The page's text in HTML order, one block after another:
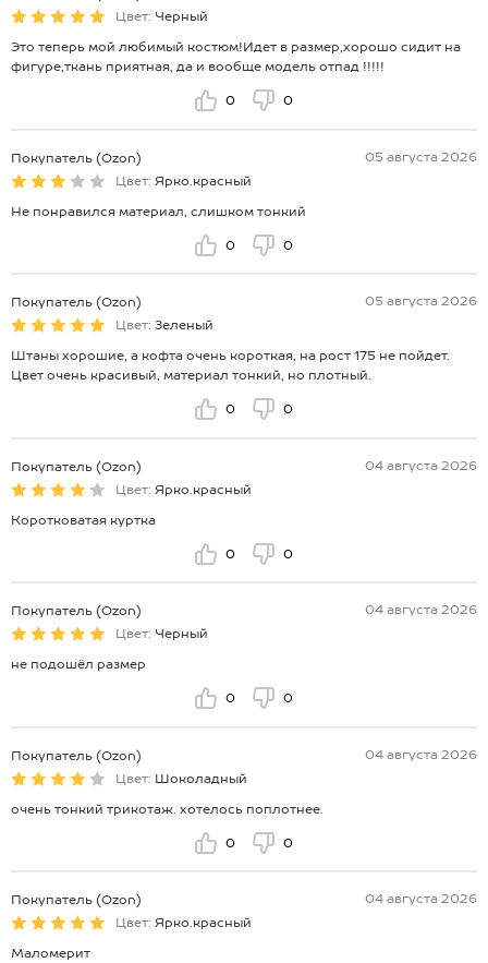
Цвет: Черный
Это теперь мой любимый костюм!Идет в размер,хорошо сидит на
фигуре,ткань приятная, да и вообще модель отпад !!!!!
0 0
Покупатель (Ozon)
05 августа 2026
Цвет: Ярко.красный
Не понравился материал, слишком тонкий
0 0
Покупатель (Ozon)
05 августа 2026
Цвет: Зеленый
Штаны хорошие, а кофта очень короткая, на рост 175 не пойдет.
Цвет очень красивый, материал тонкий, но плотный.
0 0
Покупатель (Ozon)
04 августа 2026
Цвет: Ярко.красный
Коротковатая куртка
0 0
Покупатель (Ozon)
04 августа 2026
Цвет: Черный
не подошёл размер
0 0
Покупатель (Ozon)
04 августа 2026
Цвет: Шоколадный
очень тонкий трикотаж. хотелось поплотнее.
0 0
Покупатель (Ozon)
04 августа 2026
Цвет: Ярко.красный
Маломерит